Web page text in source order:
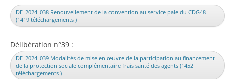
DE_2024_038 Renouvellement de la convention au service paie du CDG48
(1419 téléchargements )
Délibération n°39 :
DE_2024_039 Modalités de mise en œuvre de la participation au financement
de la protection sociale complémentaire frais santé des agents (1452
téléchargements )